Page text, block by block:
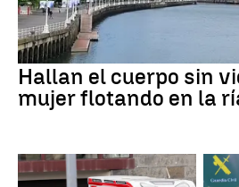
Hallan el cuerpo sin
mujer flotando en la